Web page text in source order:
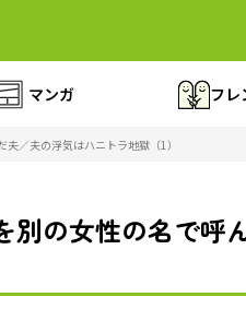
マンガ フレ
／夫の浮気はハニトラ地獄（1）
別の女性の名で